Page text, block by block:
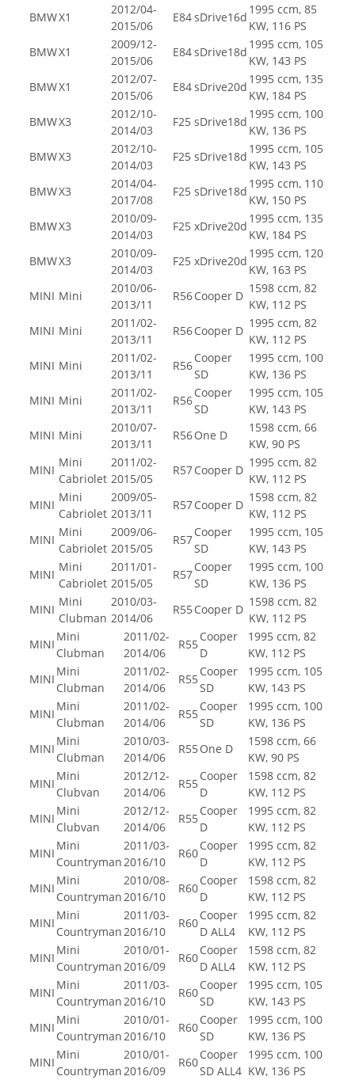
BMWX1
2012/04-
2015/06
E84sDrive16d
1995 ccm, 85
KW, 116 PS
BMWX1
2009/12-
2015/06
E84sDrive18d
1995 ccm, 105
KW, 143 PS
BMWX1
2012/07-
2015/06
E84sDrive20d
1995 ccm, 135
KW, 184 PS
BMWX3
2012/10-
2014/03
F25 sDrive18d
1995 ccm, 100
KW, 136 PS
BMWX3
2012/10-
2014/03
F25 sDrive18d
1995 ccm, 105
KW, 143 PS
BMWX3
2014/04-
2017/08
F25 sDrive18d
1995 ccm, 110
KW, 150 PS
BMWX3
2010/09-
2014/03
F25 xDrive20d
1995 ccm, 135
KW, 184 PS
BMWX3
2010/09-
2014/03
F25 xDrive20d
1995 ccm, 120
KW, 163 PS
MINI Mini
2010/06-
2013/11
R56Cooper D
1598 ccm, 82
KW, 112 PS
MINI Mini
2011/02-
2013/11
R56Cooper D
1995 ccm, 82
KW, 112 PS
MINI Mini
2011/02-
2013/11
R56
Cooper
SD
1995 ccm, 100
KW, 136 PS
MINI Mini
2011/02-
2013/11
R56
Cooper
SD
1995 ccm, 105
KW, 143 PS
MINI Mini
2010/07-
2013/11
R56One D
1598 ccm, 66
KW, 90 PS
MINI
Mini
Cabriolet
2011/02-
2015/05
R57Cooper D
1995 ccm, 82
KW, 112 PS
MINI
Mini
Cabriolet
2009/05-
2013/11
R57Cooper D
1598 ccm, 82
KW, 112 PS
MINI
Mini
Cabriolet
2009/06-
2015/05
R57
Cooper
SD
1995 ccm, 105
KW, 143 PS
MINI
Mini
Cabriolet
2011/01-
2015/05
R57
Cooper
SD
1995 ccm, 100
KW, 136 PS
MINI
Mini
Clubman
2010/03-
2014/06
R55 Cooper D
1598 ccm, 82
KW, 112 PS
MINI
Mini
Clubman
2011/02-
2014/06
R55
Cooper
D
1995 ccm, 82
KW, 112 PS
MINI
Mini
Clubman
2011/02-
2014/06
R55
Cooper
SD
1995 ccm, 105
KW, 143 PS
MINI
Mini
Clubman
2011/02-
2014/06
R55
Cooper
SD
1995 ccm, 100
KW, 136 PS
MINI
Mini
Clubman
2010/03-
2014/06
R55 One D
1598 ccm, 66
KW, 90 PS
MINI
Mini
Clubvan
2012/12-
2014/06
R55
Cooper
D
1598 ccm, 82
KW, 112 PS
MINI
Mini
Clubvan
2012/12-
2014/06
R55
Cooper
D
1995 ccm, 82
KW, 112 PS
MINI
Mini
Countryman
2011/03-
2016/10
R60
Cooper
D
1995 ccm, 82
KW, 112 PS
MINI
Mini
Countryman
2010/08-
2016/10
R60
Cooper
D
1598 ccm, 82
KW, 112 PS
MINI
Mini
Countryman
2011/03-
2016/10
R60
Cooper
D ALL4
1995 ccm, 82
KW, 112 PS
MINI
Mini
Countryman
2010/01-
2016/09
R60
Cooper
D ALL4
1598 ccm, 82
KW, 112 PS
MINI
Mini
Countryman
2011/03-
2016/10
R60
Cooper
SD
1995 ccm, 105
KW, 143 PS
MINI
Mini
Countryman
2010/01-
2016/10
R60
Cooper
SD
1995 ccm, 100
KW, 136 PS
MINI
Mini
Countryman
2010/01-
2016/09
R60
Cooper
SD ALL4
1995 ccm, 100
KW, 136 PS